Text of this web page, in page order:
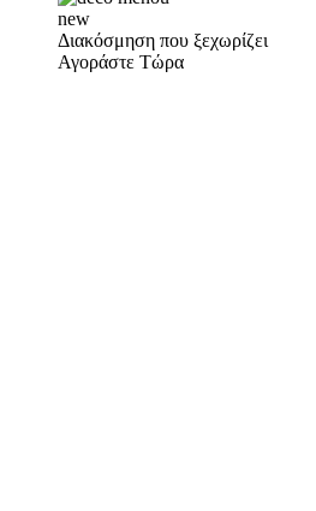
new
Διακόσμηση που ξεχωρίζει
Αγοράστε Τώρα